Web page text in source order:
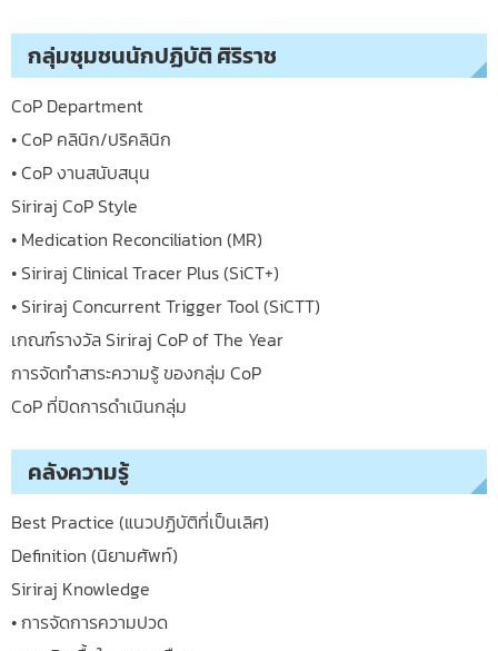
กลุ่มชุมชนนักปฏิบัติ ศิริราช
CoP Department
• CoP คลินิก/ปริคลินิก
• CoP งานสนับสนุน
Siriraj CoP Style
• Medication Reconciliation (MR)
• Siriraj Clinical Tracer Plus (SiCT+)
• Siriraj Concurrent Trigger Tool (SiCTT)
เกณฑ์รางวัล Siriraj CoP of The Year
การจัดทำสาระความรู้ ของกลุ่ม CoP
CoP ที่ปิดการดำเนินกลุ่ม
คลังความรู้
Best Practice (แนวปฏิบัติที่เป็นเลิศ)
Definition (นิยามศัพท์)
Siriraj Knowledge
• การจัดการความปวด